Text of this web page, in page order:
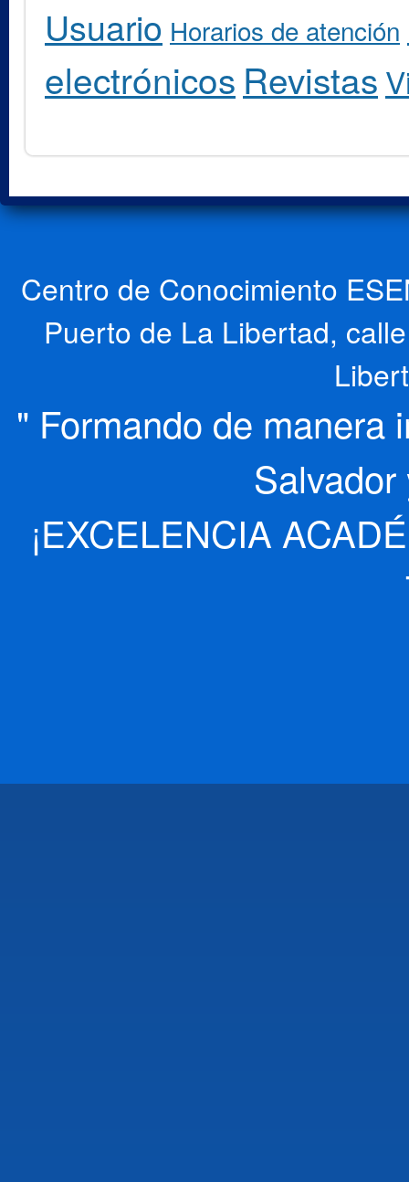
Usuario Horarios de atención
electrónicos Revistas
Centro de Conocimiento
Puerto de La Libertad,
" Formando de manera
¡EXCELENCIA